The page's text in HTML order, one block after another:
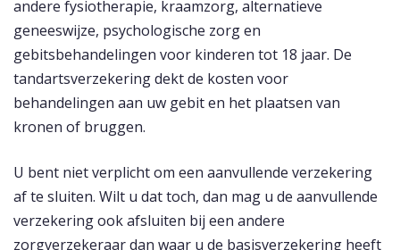
andere fysiotherapie, kraamzorg, alternatieve
geneeswijze, psychologische zorg en
gebitsbehandelingen voor kinderen tot 18 jaar. De
tandartsverzekering dekt de kosten voor
behandelingen aan uw gebit en het plaatsen van
kronen of bruggen.
U bent niet verplicht om een aanvullende verzekering
af te sluiten. Wilt u dat toch, dan mag u de aanvullende
verzekering ook afsluiten bij een andere
zorgverzekeraar dan waar u de basisverzekering heeft